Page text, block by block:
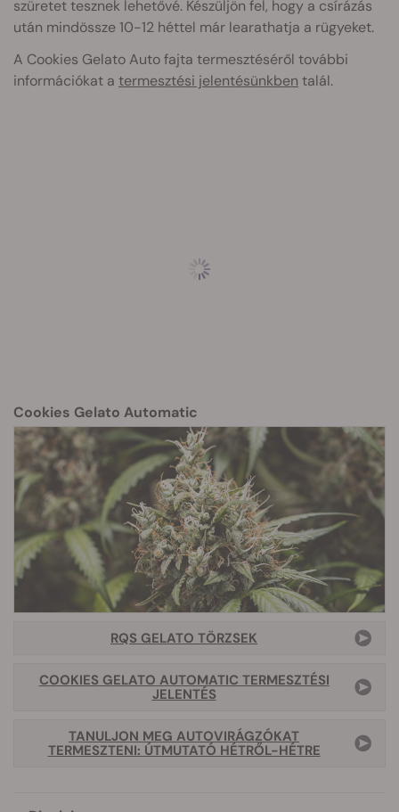
szüretet tesznek lehetővé. Készüljön fel, hogy a csírázás
után mindössze 10-12 héttel már learathatja a rügyeket.
A Cookies Gelato Auto fajta termesztéséről további
információkat a termesztési jelentésünkben talál.
Cookies Gelato Automatic
RQS GELATO TÖRZSEK
COOKIES GELATO AUTOMATIC TERMESZTÉSI
JELENTÉS
TANULJON MEG AUTOVIRÁGZÓKAT
TERMESZTENI: ÚTMUTATÓ HÉTRŐL-HÉTRE